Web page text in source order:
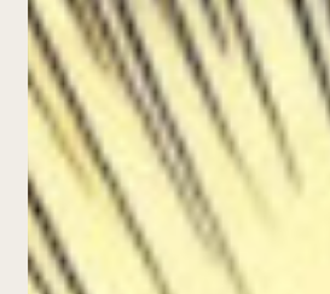
Calle Real, 59, 29680
Estepona, Málaga, España
(+34) 951 506 132
USA
Colombia
Ecuador
Chile
Tel (+593) 99 533 3013